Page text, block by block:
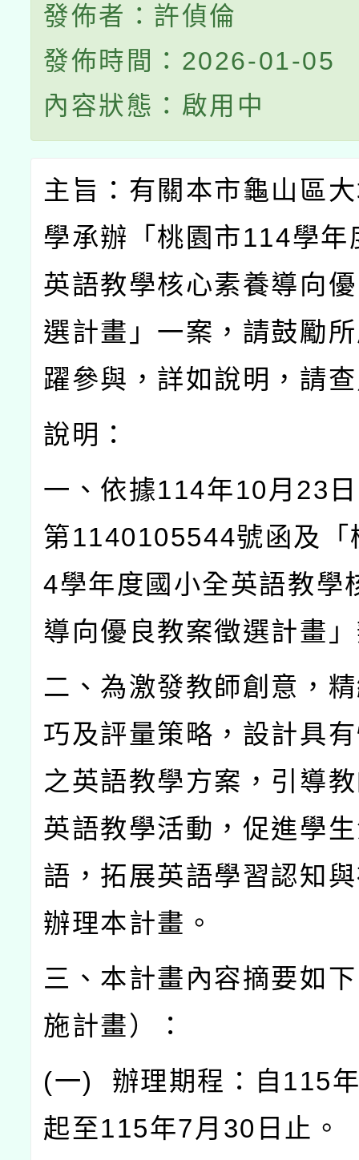
發佈者：許偵倫
發佈時間：2026-01-05
內容狀態：啟用中
主旨：有關本市龜山區
學承辦「桃園市114學年
英語教學核心素養導向
選計畫」一案，請鼓勵
躍參與，詳如說明，請
說明：
一、依據114年10月 23
第1140105544號函及「
4學年度國小全英語教學
導向優良教案徵選計畫
二、為激發教師創意，
巧及評量策略，設計具
之英語教學方案，引導
英語教學活動，促進學
語，拓展英語學習認知
辦理本計畫。
三、本計畫內容摘要如
施計畫）：
(一) 辦理期程：自 115
起至115年7月 30 日止。